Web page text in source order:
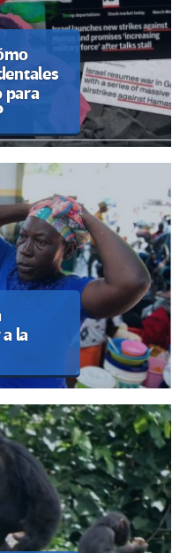
para
la